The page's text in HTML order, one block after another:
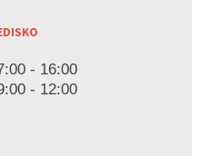
- 16:00
- 12:00